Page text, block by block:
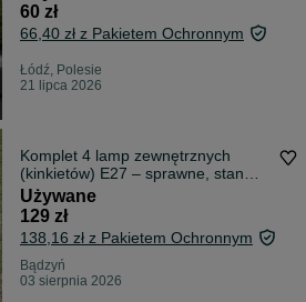
60 zł
66,40 zł z Pakietem Ochronnym
Łódź, Polesie
21 lipca 2026
Komplet 4 lamp zewnętrznych
(kinkietów) E27 – sprawne, stan
bardzo dobry
Używane
129 zł
138,16 zł z Pakietem Ochronnym
Bądzyń
03 sierpnia 2026